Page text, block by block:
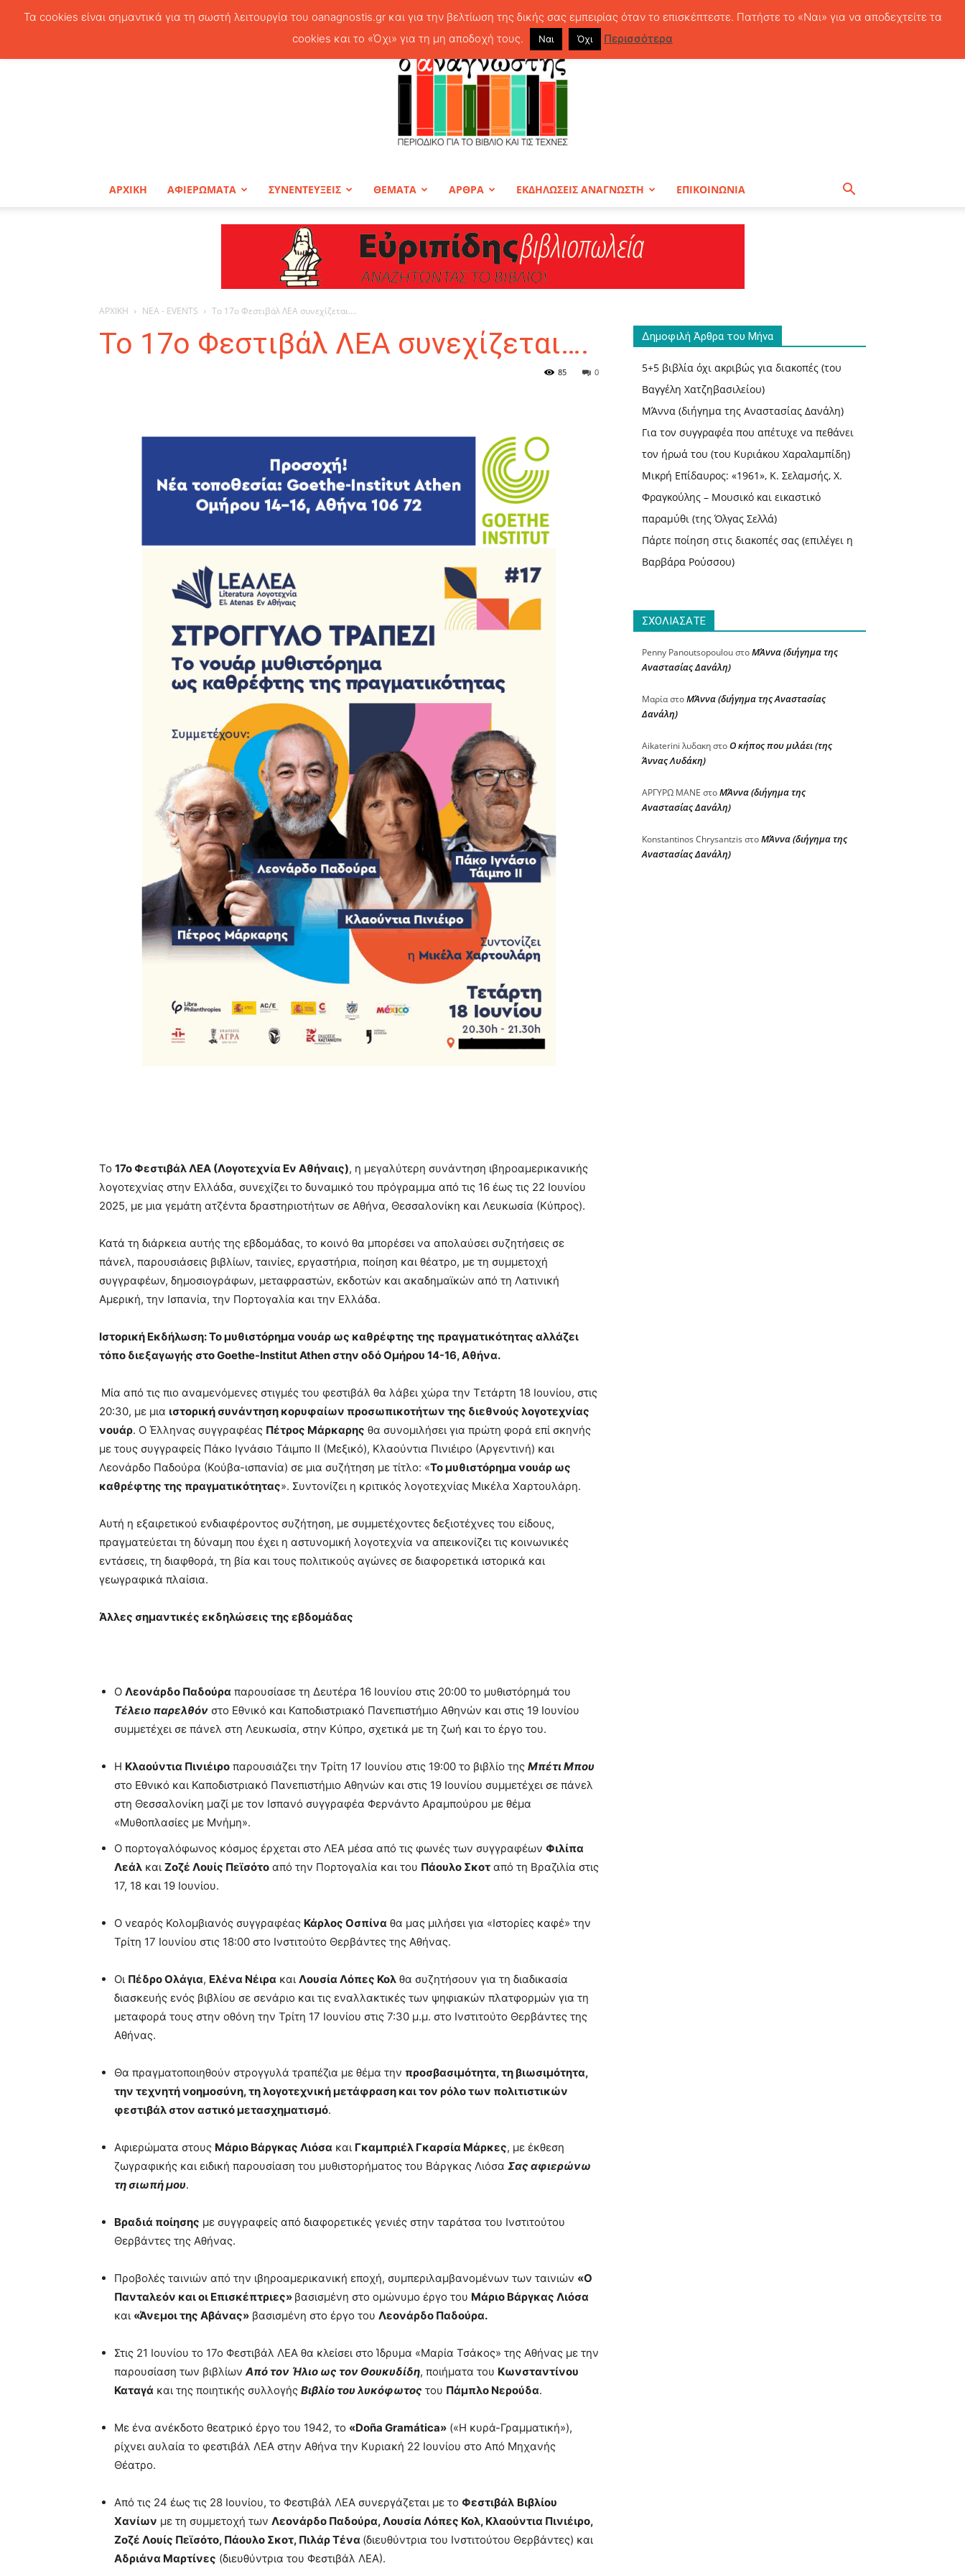
Παρασκευή, 7 Αυγούστου, 2026
ΓΙΑ
ΒΙΒΛΙΟ
ΚΑΙ
ΤΙΣ
ΤΕΧΝΕΣ
ΑΡΧΙΚΗ ΑΦΙΕΡΩΜΑΤΑ ΣΥΝΕΝΤΕΥΞΕΙΣ ΘΕΜΑΤΑ ΑΡΘΡΑ ΕΚΔΗΛΩΣΕΙΣ ΑΝΑΓΝΩΣΤΗ ΕΠΙΚΟΙΝΩΝΙΑ
ΑΡΧΙΚΗ ΝΕΑ - EVENTS Το 17ο Φεστιβάλ ΛΕΑ συνεχίζεται….
Το 17ο Φεστιβάλ ΛΕΑ συνεχίζεται….
0
85
Το 17ο Φεστιβάλ ΛΕΑ (Λογοτεχνία Εν Αθήναις), η μεγαλύτερη συνάντηση ιβηροαμερικανικής
λογοτεχνίας στην Ελλάδα, συνεχίζει το δυναμικό του πρόγραμμα από τις 16 έως τις 22 Ιουνίου
2025, με μια γεμάτη ατζέντα δραστηριοτήτων σε Αθήνα, Θεσσαλονίκη και Λευκωσία (Κύπρος).
Κατά τη διάρκεια αυτής της εβδομάδας, το κοινό θα μπορέσει να απολαύσει συζητήσεις σε
πάνελ, παρουσιάσεις βιβλίων, ταινίες, εργαστήρια, ποίηση και θέατρο, με τη συμμετοχή
συγγραφέων, δημοσιογράφων, μεταφραστών, εκδοτών και ακαδημαϊκών από τη Λατινική
Αμερική, την Ισπανία, την Πορτογαλία και την Ελλάδα.
Ιστορική Εκδήλωση:Το μυθιστόρημα νουάρ ως καθρέφτης της πραγματικότητας αλλάζει
τόπο διεξαγωγής στο Goethe-Institut Athen στην οδό Ομήρου 14-16,Αθήνα.
Μία από τις πιο αναμενόμενες στιγμές του φεστιβάλ θα λάβει χώρα την Τετάρτη 18 Ιουνίου, στις
20:30, με μια ιστορική συνάντηση κορυφαίων προσωπικοτήτων της διεθνούς λογοτεχνίας
νουάρ. Ο Έλληνας συγγραφέας Πέτρος Μάρκαρης θα συνομιλήσει για πρώτη φορά επί σκηνής
με τους συγγραφείς Πάκο Ιγνάσιο Τάιμπο ΙΙ (Μεξικό), Κλαούντια Πινιέιρο (Αργεντινή) και
Λεονάρδο Παδούρα (Κούβα-ισπανία) σε μια συζήτηση με τίτλο: «Το μυθιστόρημα νουάρ ως
καθρέφτης της πραγματικότητας». Συντονίζει η κριτικός λογοτεχνίας Μικέλα Χαρτουλάρη.
Αυτή η εξαιρετικού ενδιαφέροντος συζήτηση, με συμμετέχοντες δεξιοτέχνες του είδους,
πραγματεύεται τη δύναμη που έχει η αστυνομική λογοτεχνία να απεικονίζει τις κοινωνικές
εντάσεις, τη διαφθορά, τη βία και τους πολιτικούς αγώνες σε διαφορετικά ιστορικά και
γεωγραφικά πλαίσια.
Άλλες σημαντικές εκδηλώσεις της εβδομάδας
Ο Λεονάρδο Παδούρα παρουσίασε τη Δευτέρα 16 Ιουνίου στις 20:00 το μυθιστόρημά του
Τέλειο παρελθόν στο Εθνικό και Καποδιστριακό Πανεπιστήμιο Αθηνών και στις 19 Ιουνίου
συμμετέχει σε πάνελ στη Λευκωσία, στην Κύπρο, σχετικά με τη ζωή και το έργο του.
Η Κλαούντια Πινιέιρο παρουσιάζει την Τρίτη 17 Ιουνίου στις 19:00 το βιβλίο της Μπέτι Μπου
στο Εθνικό και Καποδιστριακό Πανεπιστήμιο Αθηνών και στις 19 Ιουνίου συμμετέχει σε πάνελ
στη Θεσσαλονίκη μαζί με τον Ισπανό συγγραφέα Φερνάντο Αραμπούρου με θέμα
«Μυθοπλασίες με Μνήμη».
Ο πορτογαλόφωνος κόσμος έρχεται στο ΛΕΑ μέσα από τις φωνές των συγγραφέων Φιλίπα
Λεάλ και Ζοζέ Λουίς Πεϊσότο από την Πορτογαλία και του Πάουλο Σκοτ από τη Βραζιλία στις
17, 18 και 19 Ιουνίου.
Ο νεαρός Κολομβιανός συγγραφέας Κάρλος Οσπίνα θα μας μιλήσει για «Ιστορίες καφέ» την
Τρίτη 17 Ιουνίου στις 18:00 στο Ινστιτούτο Θερβάντες της Αθήνας.
Οι Πέδρο Ολάγια, Ελένα Νέιρα και Λουσία Λόπες Κολ θα συζητήσουν για τη διαδικασία
διασκευής ενός βιβλίου σε σενάριο και τις εναλλακτικές των ψηφιακών πλατφορμών για τη
μεταφορά τους στην οθόνη την Τρίτη 17 Ιουνίου στις 7:30 μ.μ. στο Ινστιτούτο Θερβάντες της
Αθήνας.
Θα πραγματοποιηθούν στρογγυλά τραπέζια με θέμα την προσβασιμότητα,τη βιωσιμότητα,
την τεχνητή νοημοσύνη,τη λογοτεχνική μετάφραση και τον ρόλο των πολιτιστικών
φεστιβάλ στον αστικό μετασχηματισμό.
Αφιερώματα στους Μάριο Βάργκας Λιόσα και Γκαμπριέλ Γκαρσία Μάρκες, με έκθεση
ζωγραφικής και ειδική παρουσίαση του μυθιστορήματος του Βάργκας Λιόσα Σας αφιερώνω
τη σιωπή μου.
Βραδιά ποίησης με συγγραφείς από διαφορετικές γενιές στην ταράτσα του Ινστιτούτου
Θερβάντες της Αθήνας.
Προβολές ταινιών από την ιβηροαμερικανική εποχή, συμπεριλαμβανομένων των ταινιών «Ο
Πανταλεόν και οι Επισκέπτριες» βασισμένη στο ομώνυμο έργο του Μάριο Βάργκας Λιόσα
και «Άνεμοι της Αβάνας» βασισμένη στο έργο του Λεονάρδο Παδούρα.
Στις 21 Ιουνίου το 17ο Φεστιβάλ ΛΕΑ θα κλείσει στο Ίδρυμα «Μαρία Τσάκος» της Αθήνας με την
παρουσίαση των βιβλίων Από τον Ήλιο ως τον Θουκυδίδη, ποιήματα του Κωνσταντίνου
Καταγά και της ποιητικής συλλογής Βιβλίο του λυκόφωτος του Πάμπλο Νερούδα.
Με ένα ανέκδοτο θεατρικό έργο του 1942, το «Doña Gramática» («Η κυρά-Γραμματική»),
ρίχνει αυλαία το φεστιβάλ ΛΕΑ στην Αθήνα την Κυριακή 22 Ιουνίου στο Από Μηχανής
Θέατρο.
Από τις 24 έως τις 28 Ιουνίου, το Φεστιβάλ ΛΕΑ συνεργάζεται με το Φεστιβάλ Βιβλίου
Χανίων με τη συμμετοχή των Λεονάρδο Παδούρα,Λουσία Λόπες Κολ, Κλαούντια Πινιέιρο,
Ζοζέ Λουίς Πεϊσότο, Πάουλο Σκοτ, Πιλάρ Τένα (διευθύντρια του Ινστιτούτου Θερβάντες) και
Αδριάνα Μαρτίνες (διευθύντρια του Φεστιβάλ ΛΕΑ).
Δημοφιλή Άρθρα του Μήνα
5+5 βιβλία όχι ακριβώς για διακοπές (του
Βαγγέλη Χατζηβασιλείου)
ΜΆννα (διήγημα της Αναστασίας Δανάλη)
Για τον συγγραφέα που απέτυχε να πεθάνει
τον ήρωά του (του Κυριάκου Χαραλαμπίδη)
Μικρή Επίδαυρος: «1961», Κ. Σελαμσής, Χ.
Φραγκούλης – Μουσικό και εικαστικό
παραμύθι (της Όλγας Σελλά)
Πάρτε ποίηση στις διακοπές σας (επιλέγει η
Βαρβάρα Ρούσσου)
ΣΧΟΛΙΑΣΑΤΕ
Penny PanoutsopoulouστοΜΆννα (διήγημα της
Αναστασίας Δανάλη)
ΜαρίαστοΜΆννα (διήγημα της Αναστασίας
Δανάλη)
Aikaterini λυδακηστοΟ κήπος που μιλάει (της
Άννας Λυδάκη)
ΑΡΓΥΡΩ ΜΑΝΕ στοΜΆννα (διήγημα της
Αναστασίας Δανάλη)
Konstantinos Chrysantzis στοΜΆννα (διήγημα της
Αναστασίας Δανάλη)
Τα cookies είναι σημαντικά για τη σωστή λειτουργία του oanagnostis.gr και για την βελτίωση της δικής σας εμπειρίας όταν το επισκέπτεστε. Πατήστε το «Ναι» για να αποδεχτείτε τα
cookies και το «Όχι» για τη μη αποδοχή τους.
Ναι Όχι Περισσότερα